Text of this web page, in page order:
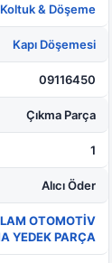
Koltuk & Döşeme
Kapı Döşemesi
09116450
Çıkma Parça
1
Alıcı Öder
OTOMOTİV
YEDEK PARÇA